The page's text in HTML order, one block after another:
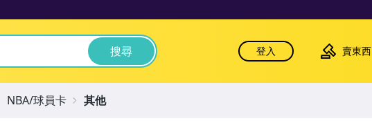
搜尋 登入 賣東西
NBA/球員卡 其他